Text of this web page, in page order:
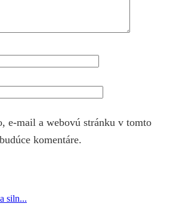
e-mail a webovú stránku v tomto
komentáre.
siln...